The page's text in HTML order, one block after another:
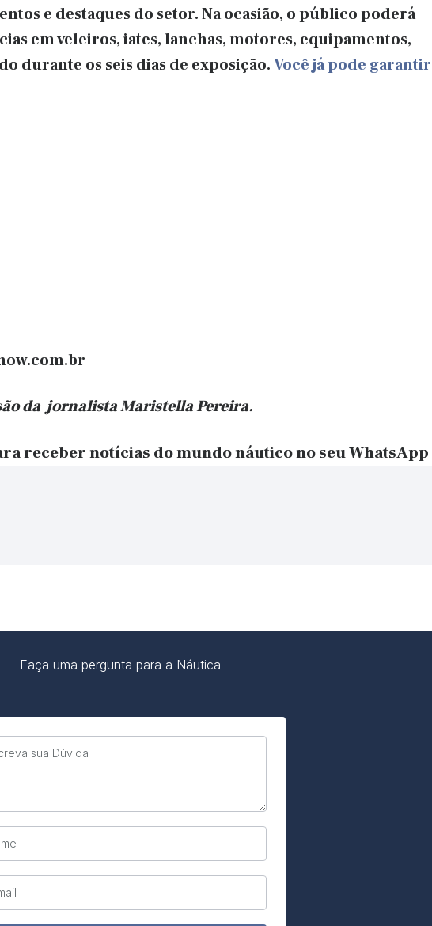
e destaques do setor. Na ocasião, o público poderá
em veleiros, iates, lanchas, motores, equipamentos,
durante os seis dias de exposição.Você já pode
dajornalista Maristella Pereira.
receber notícias do mundo náutico no seu WhatsApp
Faça uma pergunta para a Náutica
sua Dúvida